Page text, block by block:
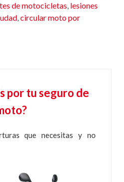
de motocicletas, lesiones
,circular moto por
por tu seguro de
que necesitas y no